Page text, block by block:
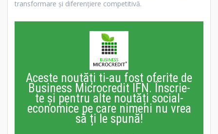
transformare și diferențiere competitivă.
Aceste noutăți ti-au fost oferite de
Business Microcredit IFN. Înscrie-
te și pentru alte noutăți social-
economice pe care nimeni nu vrea
să ți le spună!